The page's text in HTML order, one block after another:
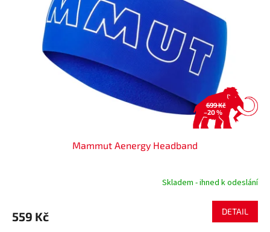
699 Kč
–20 %
Mammut Aenergy Headband
Skladem - ihned k odeslání
559 Kč DETAIL